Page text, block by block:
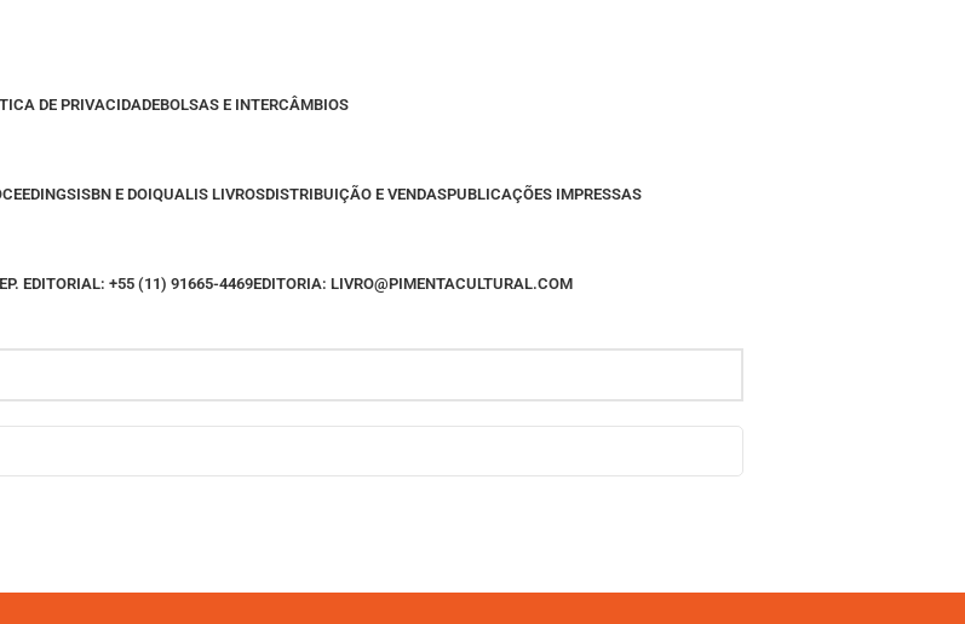
DE PRIVACIDADEBOLSAS E INTERCÂMBIOS
ISBN E DOIQUALIS LIVROSDISTRIBUIÇÃO E VENDASPUBLICAÇÕES IMPRESSAS
EDITORIAL: +55 (11) 91665-4469EDITORIA: LIVRO@PIMENTACULTURAL.COM